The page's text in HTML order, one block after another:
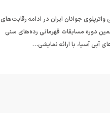
واترپلوی جوانان ایران در ادامه رقابت‌های
دوره مسابقات قهرمانی رده‌های سنی
آبی آسیا، با ارائه نمایشی…